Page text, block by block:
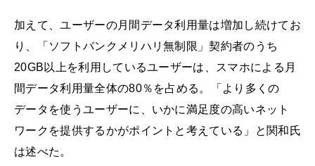
加えて、ユーザーの月間データ利用量は増加し続けてお
り、「ソフトバンクメリハリ無制限」契約者のうち
20GB以上を利用しているユーザーは、スマホによる月
間データ利用量全体の80％を占める。「より多くの
データを使うユーザーに、いかに満足度の高いネット
ワークを提供するかがポイントと考えている」と関和氏
は述べた。